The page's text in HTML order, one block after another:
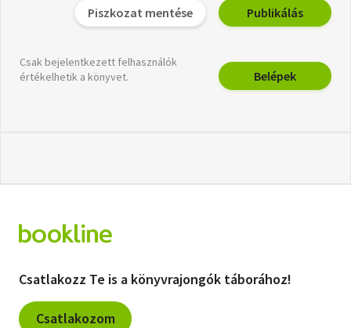
Piszkozat mentése Publikálás
Csak bejelentkezett felhasználók
értékelhetik a könyvet.
Belépek
Csatlakozz Te is a könyvrajongók táborához!
Csatlakozom